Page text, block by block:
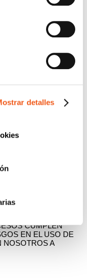
detalles
datos en el
no se trata
tu servicio.
CUMPLEN
EN EL USO DE
NOSOTROS A